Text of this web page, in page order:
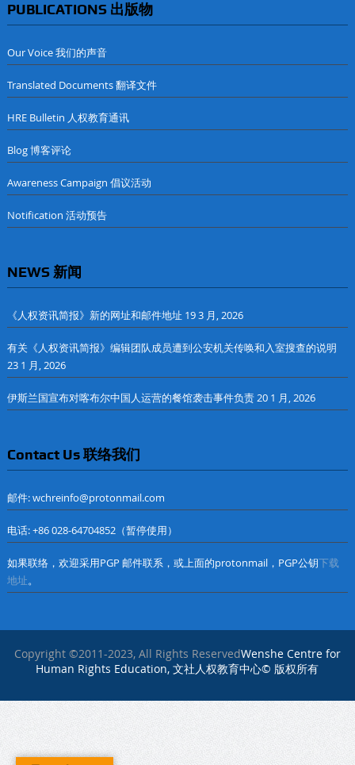
PUBLICATIONS 出版物
Our Voice 我们的声音
Translated Documents 翻译文件
HRE Bulletin 人权教育通讯
Blog 博客评论
Awareness Campaign 倡议活动
Notification 活动预告
NEWS 新闻
《人权资讯简报》新的网址和邮件地址 19 3 月, 2026
有关《人权资讯简报》编辑团队成员遭到公安机关传唤和入室搜查的说明
23 1 月, 2026
伊斯兰国宣布对喀布尔中国人运营的餐馆袭击事件负责20 1 月, 2026
Contact Us 联络我们
邮件: wchreinfo@protonmail.com
电话: +86 028-64704852（暂停使用）
如果联络，欢迎采用PGP 邮件联系，或上面的protonmail，PGP公钥下载
地址。
Copyright ©2011-2023, All Rights ReservedWenshe Centre for
Human Rights Education, 文社人权教育中心© 版权所有